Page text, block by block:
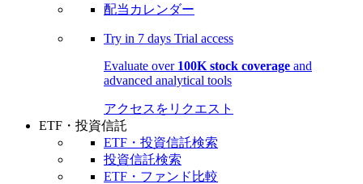
配当カレンダー
Try in 7 days Trial access
Evaluate over 100K stock coverage and
advanced analytical tools
アクセスをリクエスト
ETF・投資信託
ETF・投資信託検索
投資信託検索
ETF・ファンド比較